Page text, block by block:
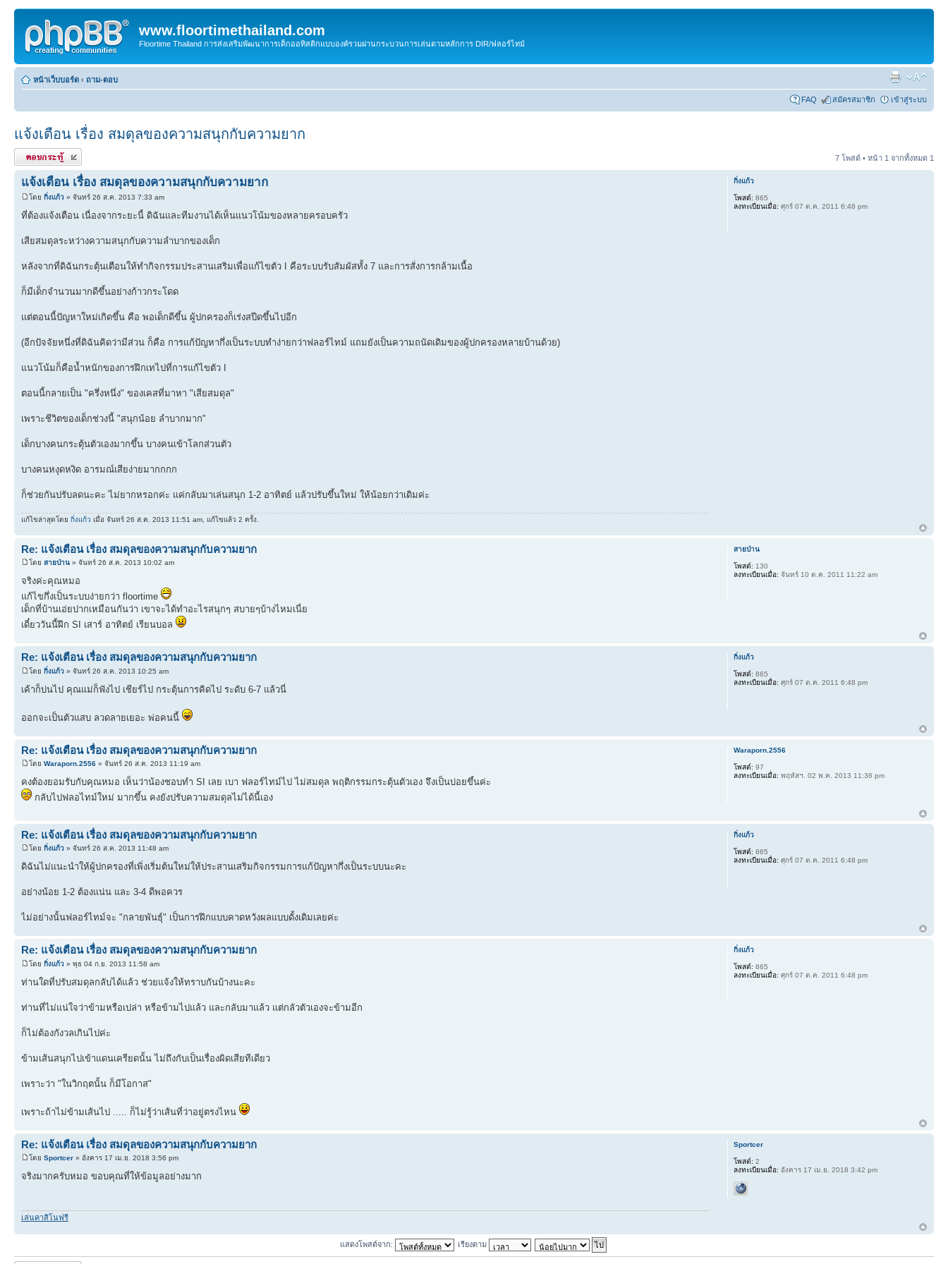
www.floortimethailand.com
Floortime Thailand การส่งเสริมพัฒนาการเด็กออทิสติกแบบองค์รวมผ่านกระบวนการเล่นตามหลักการ DIR/ฟลอร์ไทม์
หน้าเว็บบอร์ด ‹ ถาม-ตอบ
FAQ สมัครสมาชิก เข้าสู่ระบบ
แจ้งเตือน เรื่อง สมดุลของความสนุกกับความยาก
ตอบกระทู้ 7 โพสต์ • หน้า 1 จากทั้งหมด 1
แจ้งเตือน เรื่อง สมดุลของความสนุกกับความยาก
โดย กิ่งแก้ว » จันทร์ 26 ส.ค. 2013 7:33 am
ที่ต้องแจ้งเตือน เนื่องจากระยะนี้ ดิฉันและทีมงานได้เห็นแนวโน้มของหลายครอบครัว
เสียสมดุลระหว่างความสนุกกับความลำบากของเด็ก
หลังจากที่ดิฉันกระตุ้นเตือนให้ทำกิจกรรมประสานเสริมเพื่อแก้ไขตัว I คือระบบรับสัมผัสทั้ง 7 และการสั่งการกล้ามเนื้อ
ก็มีเด็กจำนวนมากดีขึ้นอย่างก้าวกระโดด
แต่ตอนนี้ปัญหาใหม่เกิดขึ้น คือ พอเด็กดีขึ้น ผู้ปกครองก็เร่งสปีดขึ้นไปอีก
(อีกปัจจัยหนึ่งที่ดิฉันคิดว่ามีส่วน ก็คือ การแก้ปัญหากึ่งเป็นระบบทำง่ายกว่าฟลอร์ไทม์ แถมยังเป็นความถนัดเดิมของผู้ปกครองหลายบ้านด้วย)
แนวโน้มก็คือน้ำหนักของการฝึกเทไปที่การแก้ไขตัว I
ตอนนี้กลายเป็น "ครึ่งหนึ่ง" ของเคสที่มาหา "เสียสมดุล"
เพราะชีวิตของเด็กช่วงนี้ "สนุกน้อย ลำบากมาก"
เด็กบางคนกระตุ้นตัวเองมากขึ้น บางคนเข้าโลกส่วนตัว
บางคนหงุดหงิด อารมณ์เสียง่ายมากกกก
ก็ช่วยกันปรับลดนะคะ ไม่ยากหรอกค่ะ แค่กลับมาเล่นสนุก 1-2 อาทิตย์ แล้วปรับขึ้นใหม่ ให้น้อยกว่าเดิมค่ะ
แก้ไขล่าสุดโดย กิ่งแก้ว เมื่อ จันทร์ 26 ส.ค. 2013 11:51 am, แก้ไขแล้ว 2 ครั้ง.
กิ่งแก้ว
โพสต์: 865
ลงทะเบียนเมื่อ: ศุกร์ 07 ต.ค. 2011 6:48 pm
Re: แจ้งเตือน เรื่อง สมดุลของความสนุกกับความยาก
โดย สายป่าน » จันทร์ 26 ส.ค. 2013 10:02 am
จริงค่ะคุณหมอ
แก้ไขกึ่งเป็นระบบง่ายกว่า floortime
เด็กที่บ้านเอ่ยปากเหมือนกันว่า เขาจะได้ทำอะไรสนุกๆ สบายๆบ้างไหมเนี่ย
เดี๋ยววันนี้ฝึก SI เสาร์ อาทิตย์ เรียนบอล
สายป่าน
โพสต์: 130
ลงทะเบียนเมื่อ: จันทร์ 10 ต.ค. 2011 11:22 am
Re: แจ้งเตือน เรื่อง สมดุลของความสนุกกับความยาก
โดย กิ่งแก้ว » จันทร์ 26 ส.ค. 2013 10:25 am
เค้าก็บ่นไป คุณแม่ก็ฟังไป เชียร์ไป กระตุ้นการคิดไป ระดับ 6-7 แล้วนี่
ออกจะเป็นตัวแสบ ลวดลายเยอะ พ่อคนนี้
กิ่งแก้ว
โพสต์: 865
ลงทะเบียนเมื่อ: ศุกร์ 07 ต.ค. 2011 6:48 pm
Re: แจ้งเตือน เรื่อง สมดุลของความสนุกกับความยาก
โดย Waraporn.2556 » จันทร์ 26 ส.ค. 2013 11:19 am
คงต้องยอมรับกับคุณหมอ เห็นว่าน้องชอบทำ SI เลย เบา ฟลอร์ไทม์ไป ไม่สมดุล พฤติกรรมกระตุ้นตัวเอง จึงเป็นบ่อยขึ้นค่ะ
กลับไปฟลอไทม์ใหม่ มากขึ้น คงยังปรับความสมดุลไม่ได้นี้เอง
Waraporn.2556
โพสต์: 97
ลงทะเบียนเมื่อ: พฤหัสฯ. 02 พ.ค. 2013 11:36 pm
Re: แจ้งเตือน เรื่อง สมดุลของความสนุกกับความยาก
โดย กิ่งแก้ว » จันทร์ 26 ส.ค. 2013 11:48 am
ดิฉันไม่แนะนำให้ผู้ปกครองที่เพิ่งเริ่มต้นใหม่ให้ประสานเสริมกิจกรรมการแก้ปัญหากึ่งเป็นระบบนะคะ
อย่างน้อย 1-2 ต้องแน่น และ 3-4 ดีพอควร
ไม่อย่างนั้นฟลอร์ไทม์จะ "กลายพันธุ์" เป็นการฝึกแบบคาดหวังผลแบบดั้งเดิมเลยค่ะ
กิ่งแก้ว
โพสต์: 865
ลงทะเบียนเมื่อ: ศุกร์ 07 ต.ค. 2011 6:48 pm
Re: แจ้งเตือน เรื่อง สมดุลของความสนุกกับความยาก
โดย กิ่งแก้ว » พุธ 04 ก.ย. 2013 11:58 am
ท่านใดที่ปรับสมดุลกลับได้แล้ว ช่วยแจ้งให้ทราบกันบ้างนะคะ
ท่านที่ไม่แน่ใจว่าข้ามหรือเปล่า หรือข้ามไปแล้ว และกลับมาแล้ว แต่กลัวตัวเองจะข้ามอีก
ก็ไม่ต้องกังวลเกินไปค่ะ
ข้ามเส้นสนุกไปเข้าแดนเครียดนั้น ไม่ถึงกับเป็นเรื่องผิดเสียทีเดียว
เพราะว่า "ในวิกฤตนั้น ก็มีโอกาส"
เพราะถ้าไม่ข้ามเส้นไป ..... ก็ไม่รู้ว่าเส้นที่ว่าอยู่ตรงไหน
กิ่งแก้ว
โพสต์: 865
ลงทะเบียนเมื่อ: ศุกร์ 07 ต.ค. 2011 6:48 pm
Re: แจ้งเตือน เรื่อง สมดุลของความสนุกกับความยาก
โดย Sportcer » อังคาร 17 เม.ย. 2018 3:56 pm
จริงมากครับหมอ ขอบคุณที่ให้ข้อมูลอย่างมาก
เล่นคาสิโนฟรี
Sportcer
โพสต์: 2
ลงทะเบียนเมื่อ: อังคาร 17 เม.ย. 2018 3:42 pm
แสดงโพสต์จาก: เรียงตาม